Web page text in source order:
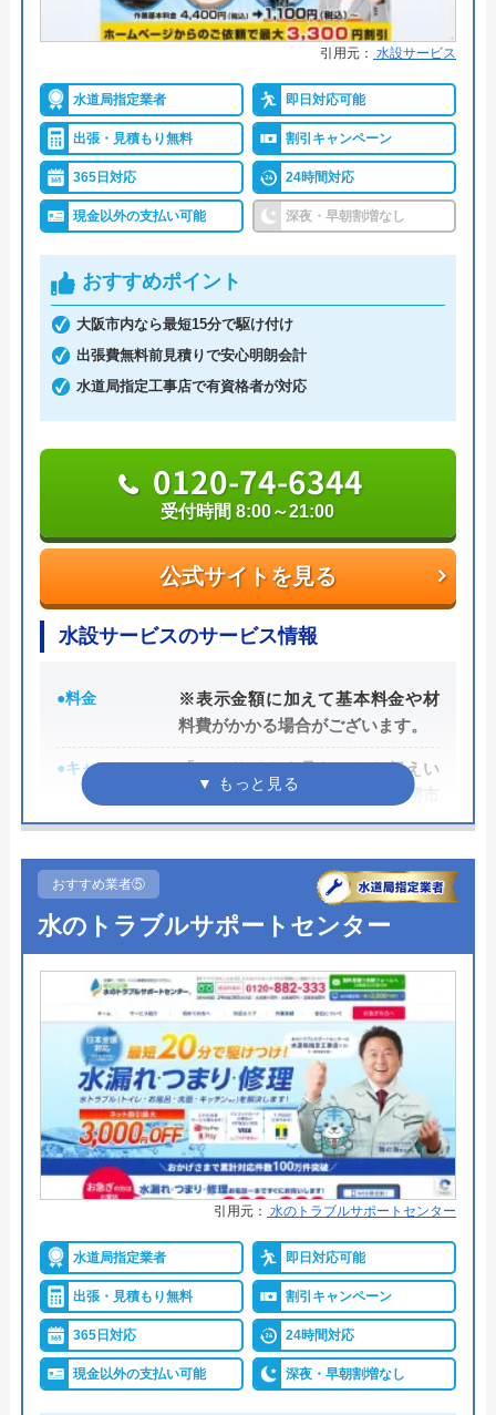
〒113-0033
東京都文京区本郷5-1-11
対応エリア
術への信頼性が高いです。
事前見積もりを徹底しており、金額に納得してから
作業を依頼できます。早朝・深夜の料金割増はな
く、見積もりや出張料も無料なので、急なトラブル
でも気兼ねなく相談可能です。また、見積もり時に
「Webを見た」と申告すると、Web割で20%割引に
なります。
支払い方法にコンビニ後払いも選べるので、急な出
費で手持ちがなくても修理が可能です。他にも、ク
レジットカード払いや楽天ペイも利用でき、都合の
良い方法で支払えます。
0120-742-190
引用元： 水設サービス
水道局指定業者 即日対応可能
出張・見積もり無料 割引キャンペーン
365日対応 24時間対応
現金以外の支払い可能 深夜・早朝割増なし
おすすめポイント
大阪市内なら最短15分で駆け付け
出張費無料前見積りで安心明朗会計
水道局指定工事店で有資格者が対応
公式サイトを見る
0120-74-6344
受付時間 8:00～21:00
水設サービスのサービス情報
●料金
※表示金額に加えて基本料金や材
料費がかかる場合がございます。
●キャンペーン
「このサイトを見た」とお伝えい
ただくと2,200円引き大阪市、堺市
エリアはさらに1,100円OFF
●駆けつけ時間 最短30分
●定休日 年中無休
●出張見積もり 見積り・出張費無料
●支払い方法 クレジットカード利用可能
●累計実績 ―
●保証・保険
賠償責任保険加入最長5年の作業保
証、アフターサポート
詳細は公式HPでご確認ください
水設サービスがおすすめの理由
水設サービスは、大阪市・堺市で水道局指定工事店
として認定を受けた水道修理専門の業者です。
対応エリアには大阪府の他、兵庫県・京都府・奈良
おすすめ業者⑤
水のトラブルサポートセンター
引用元： 水のトラブルサポートセンター
水道局指定業者 即日対応可能
出張・見積もり無料 割引キャンペーン
365日対応 24時間対応
現金以外の支払い可能 深夜・早朝割増なし